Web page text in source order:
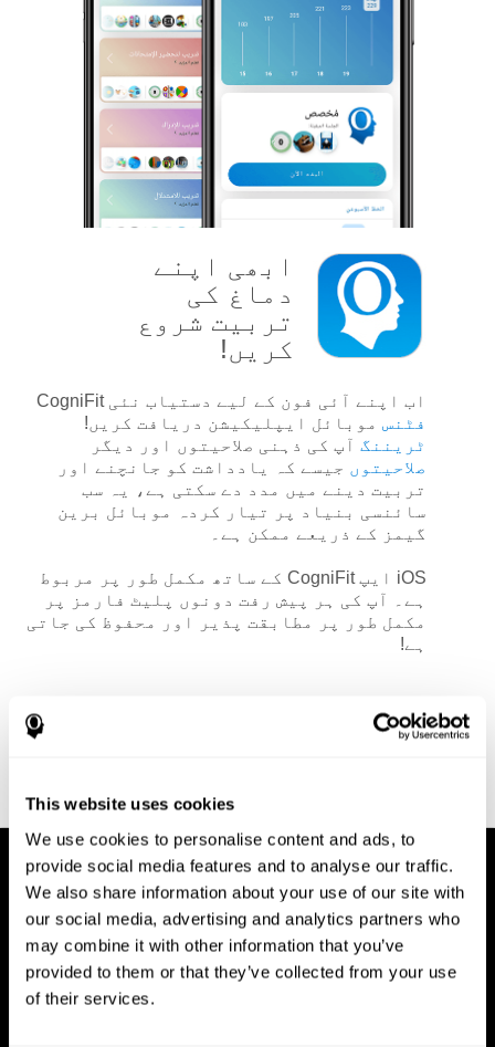
This website uses cookies
We use cookies to personalise content and ads, to
provide social media features and to analyse our traffic.
We also share information about your use of our site with
our social media, advertising and analytics partners who
may combine it with other information that you’ve
provided to them or that they’ve collected from your use
of their services.
ابھی اپنے
دماغ کی
تربیت شروع
کریں!
اب اپنے آئی فون کے لیے دستیاب نئی CogniFit
فٹنس موبائل ایپلیکیشن دریافت کریں!
ٹریننگ آپ کی ذہنی صلاحیتوں اور دیگر
صلاحیتوں جیسے کہ یادداشت کو جانچنے اور
تربیت دینے میں مدد دے سکتی ہے، یہ سب
سائنسی بنیاد پر تیار کردہ موبائل برین
گیمز کے ذریعے ممکن ہے۔
iOS ایپ CogniFit
کے ساتھ مکمل طور پر مربوط
ہے۔ آپ کی ہر پیش رفت دونوں پلیٹ فارمز پر
مکمل طور پر مطابقت پذیر اور محفوظ کی جاتی
ہے!